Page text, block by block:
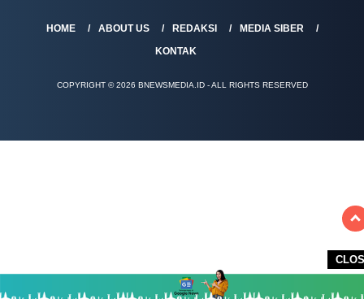
HOME ABOUT US REDAKSI
MEDIA SIBER
KONTAK
COPYRIGHT © 2026 BNEWSMEDIA.ID - ALL RIGHTS RESERVED